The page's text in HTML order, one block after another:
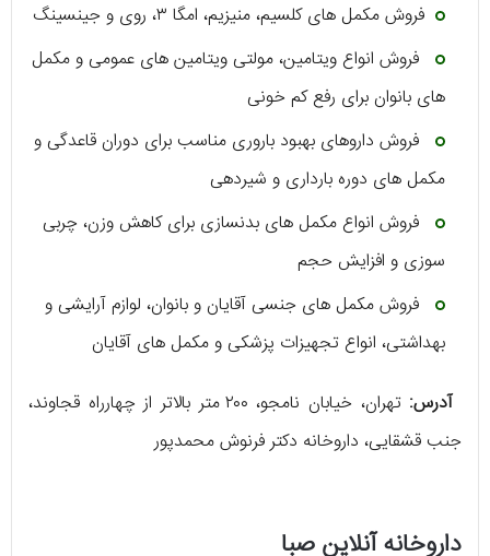
فروش مکمل ‌های کلسیم، منیزیم، امگا ۳، روی و جینسینگ
فروش انواع ویتامین، مولتی ویتامین‌ های عمومی و مکمل‌
های بانوان برای رفع کم خونی
فروش داروهای بهبود باروری مناسب برای دوران قاعدگی و
مکمل ‌های دوره بارداری و شیردهی
فروش انواع مکمل ‌های بدنسازی برای کاهش وزن، چربی
سوزی و افزایش حجم
فروش مکمل ‌های جنسی آقایان و بانوان، لوازم آرایشی و
بهداشتی، انواع تجهیزات پزشکی و مکمل ‌های آقایان
آدرس:
تهران، خیابان نامجو، ۲۰۰ متر بالاتر از چهارراه قجاوند،
جنب قشقایی، داروخانه دکتر فرنوش محمدپور
داروخانه آنلاین صبا